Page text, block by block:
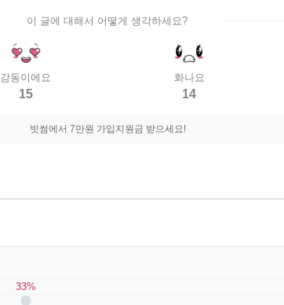
이 글에 대해서 어떻게 생각하세요?
감동이에요
15
화나요
14
빗썸에서 7만원 가입지원금 받으세요!
33%